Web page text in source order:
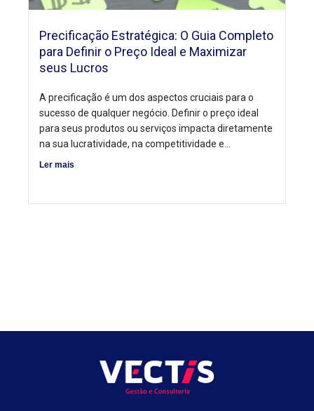
Precificação Estratégica: O Guia Completo
para Definir o Preço Ideal e Maximizar
seus Lucros
A precificação é um dos aspectos cruciais para o
sucesso de qualquer negócio. Definir o preço ideal
para seus produtos ou serviços impacta diretamente
na sua lucratividade, na competitividade e...
Ler mais